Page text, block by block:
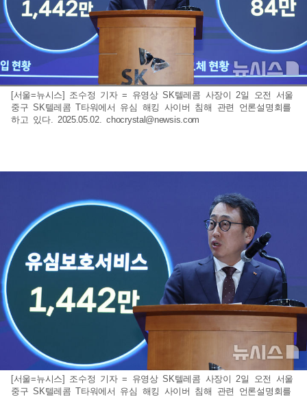
[서울=뉴시스] 조수정 기자 = 유영상 SK텔레콤 사장이 2일 오전 서울
중구 SK텔레콤 T타워에서 유심 해킹 사이버 침해 관련 언론설명회를
하고 있다. 2025.05.02.chocrystal@newsis.com
[서울=뉴시스] 조수정 기자 = 유영상 SK텔레콤 사장이 2일 오전 서울
중구 SK텔레콤 T타워에서 유심 해킹 사이버 침해 관련 언론설명회를